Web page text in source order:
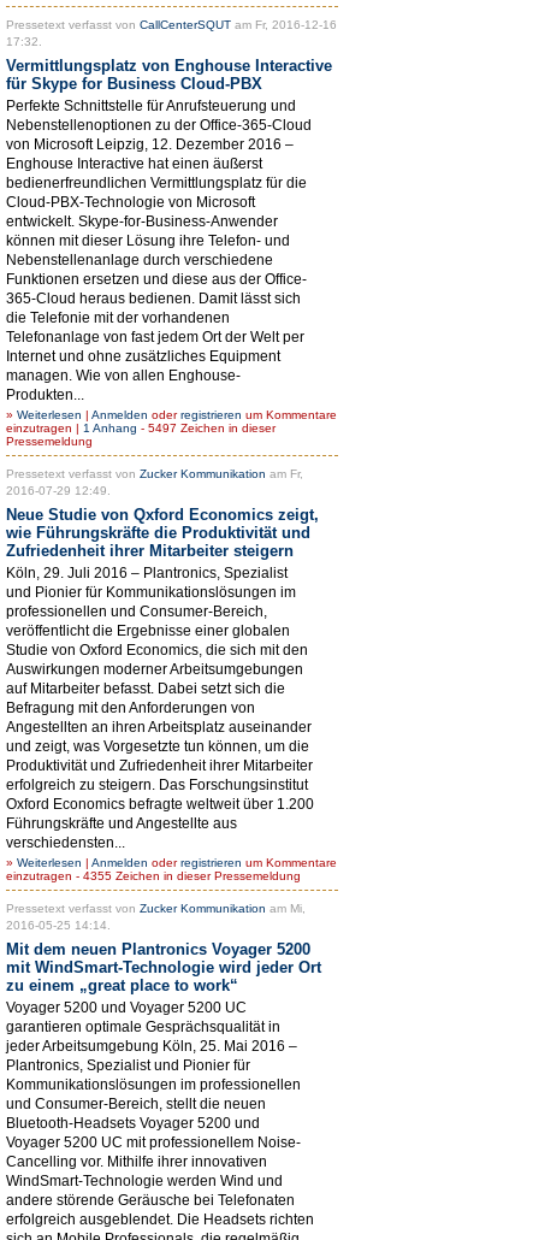
Pressetext verfasst von CallCenterSQUT am Fr, 2016-12-16
17:32.
Vermittlungsplatz von Enghouse Interactive
für Skype for Business Cloud-PBX
Perfekte Schnittstelle für Anrufsteuerung und
Nebenstellenoptionen zu der Office-365-Cloud
von Microsoft Leipzig, 12. Dezember 2016 –
Enghouse Interactive hat einen äußerst
bedienerfreundlichen Vermittlungsplatz für die
Cloud-PBX-Technologie von Microsoft
entwickelt. Skype-for-Business-Anwender
können mit dieser Lösung ihre Telefon- und
Nebenstellenanlage durch verschiedene
Funktionen ersetzen und diese aus der Office-
365-Cloud heraus bedienen. Damit lässt sich
die Telefonie mit der vorhandenen
Telefonanlage von fast jedem Ort der Welt per
Internet und ohne zusätzliches Equipment
managen. Wie von allen Enghouse-
Produkten...
» Weiterlesen | Anmelden oderregistrieren um Kommentare
einzutragen | 1 Anhang - 5497 Zeichen in dieser
Pressemeldung
Pressetext verfasst von Zucker Kommunikation am Fr,
2016-07-29 12:49.
Neue Studie von Qxford Economics zeigt,
wie Führungskräfte die Produktivität und
Zufriedenheit ihrer Mitarbeiter steigern
Köln, 29. Juli 2016 – Plantronics, Spezialist
und Pionier für Kommunikationslösungen im
professionellen und Consumer-Bereich,
veröffentlicht die Ergebnisse einer globalen
Studie von Oxford Economics, die sich mit den
Auswirkungen moderner Arbeitsumgebungen
auf Mitarbeiter befasst. Dabei setzt sich die
Befragung mit den Anforderungen von
Angestellten an ihren Arbeitsplatz auseinander
und zeigt, was Vorgesetzte tun können, um die
Produktivität und Zufriedenheit ihrer Mitarbeiter
erfolgreich zu steigern. Das Forschungsinstitut
Oxford Economics befragte weltweit über 1.200
Führungskräfte und Angestellte aus
verschiedensten...
» Weiterlesen | Anmelden oderregistrieren um Kommentare
einzutragen - 4355 Zeichen in dieser Pressemeldung
Pressetext verfasst von Zucker Kommunikation am Mi,
2016-05-25 14:14.
Mit dem neuen Plantronics Voyager 5200
mit WindSmart-Technologie wird jeder Ort
zu einem „great place to work“
Voyager 5200 und Voyager 5200 UC
garantieren optimale Gesprächsqualität in
jeder Arbeitsumgebung Köln, 25. Mai 2016 –
Plantronics, Spezialist und Pionier für
Kommunikationslösungen im professionellen
und Consumer-Bereich, stellt die neuen
Bluetooth-Headsets Voyager 5200 und
Voyager 5200 UC mit professionellem Noise-
Cancelling vor. Mithilfe ihrer innovativen
WindSmart-Technologie werden Wind und
andere störende Geräusche bei Telefonaten
erfolgreich ausgeblendet. Die Headsets richten